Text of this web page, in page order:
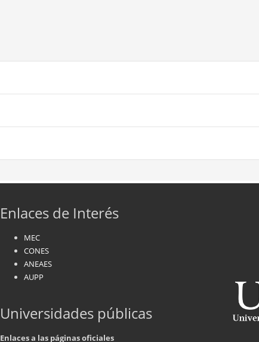
Enlaces de Interés
MEC
CONES
ANEAES
AUPP
Universidades públicas
Enlaces a las páginas oficiales